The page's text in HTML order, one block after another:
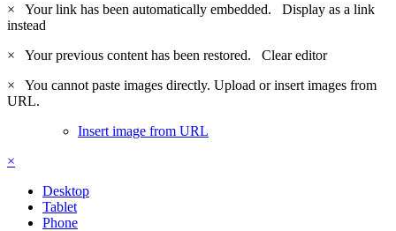
×
Your link has been automatically embedded. Display as a link
instead
×
Your previous content has been restored. Clear editor
×
You cannot paste images directly. Upload or insert images from
URL.
Insert image from URL
×
Desktop
Tablet
Phone